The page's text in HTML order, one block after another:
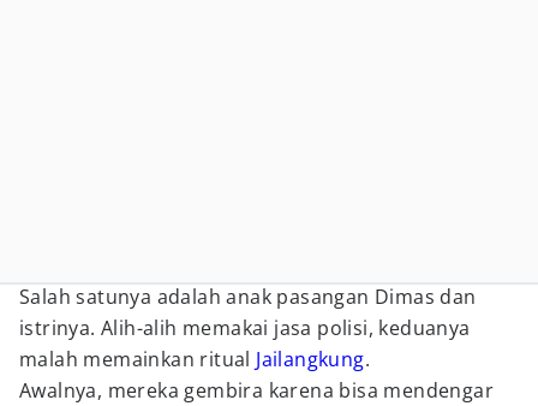
Salah satunya adalah anak pasangan Dimas dan
istrinya. Alih-alih memakai jasa polisi, keduanya
malah memainkan ritual Jailangkung.
Awalnya, mereka gembira karena bisa mendengar